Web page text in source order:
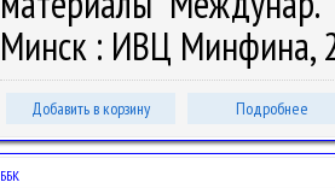
Минск : ИВЦ Минфина,
Добавить в корзину Подробнее
ББК